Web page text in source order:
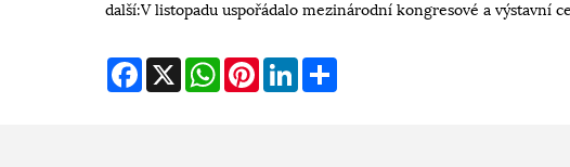
další:V listopadu uspořádalo mezinárodní kongresové a výstavní
Facebook
X WhatsAppPinterestLinkedIn